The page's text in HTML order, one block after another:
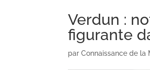
Verdun :
figurante
parConnaissance de la